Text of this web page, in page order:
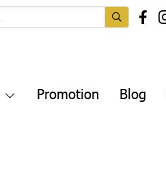
Promotion Blog